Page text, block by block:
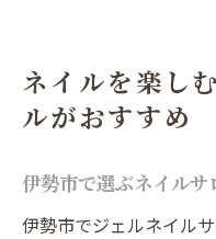
ネイルを楽し
ルがおすすめ
伊勢市で選ぶネイルサ
伊勢市でジェルネイル